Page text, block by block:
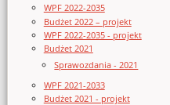
WPF 2022-2035
Budżet 2022 – projekt
WPF 2022-2035 - projekt
Budżet 2021
Sprawozdania - 2021
WPF 2021-2033
Budżet 2021 - projekt